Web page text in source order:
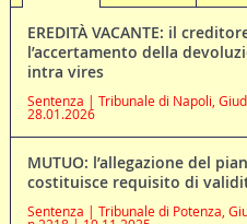
EREDITÀ VACANTE: il
l’accertamento della
intra vires
Sentenza | Tribunale di Napoli,
28.01.2026
MUTUO: l’allegazione del
costituisce requisito di
Sentenza | Tribunale di Potenza,